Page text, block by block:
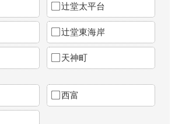
辻堂太平台
辻堂東海岸
天神町
西富